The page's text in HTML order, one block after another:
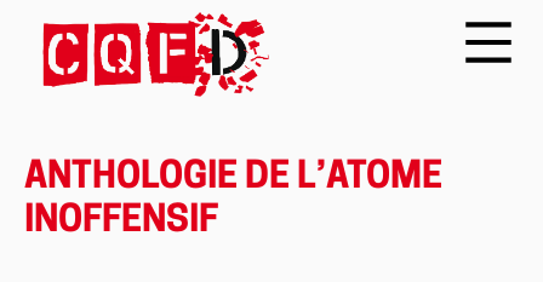
ANTHOLOGIE DE L’ATOME
INOFFENSIF